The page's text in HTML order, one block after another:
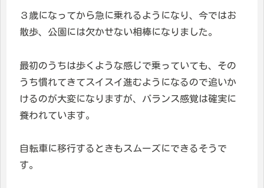
３歳になってから急に乗れるようになり、今ではお
散歩、公園には欠かせない相棒になりました。
最初のうちは歩くような感じで乗っていても、その
うち慣れてきてスイスイ進むようになるので追いか
けるのが大変になりますが、バランス感覚は確実に
養われています。
自転車に移行するときもスムーズにできるそうで
す。